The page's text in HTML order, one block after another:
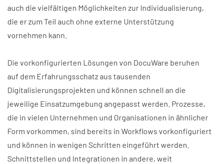
auch die vielfältigen Möglichkeiten zur Individualisierung,
die er zum Teil auch ohne externe Unterstützung
vornehmen kann.
Die vorkonfigurierten Lösungen von DocuWare beruhen
auf dem Erfahrungsschatz aus tausenden
Digitalisierungsprojekten und können schnell an die
jeweilige Einsatzumgebung angepasst werden. Prozesse,
die in vielen Unternehmen und Organisationen in ähnlicher
Form vorkommen, sind bereits in Workflows vorkonfiguriert
und können in wenigen Schritten eingeführt werden.
Schnittstellen und Integrationen in andere, weit